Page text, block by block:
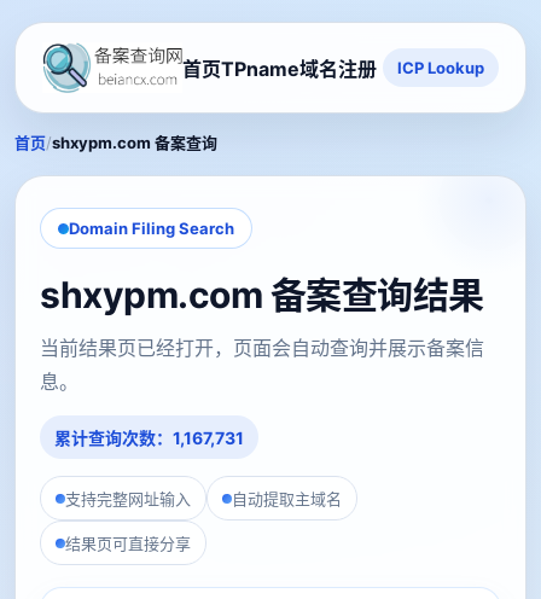
首页TPname域名注册 ICP Lookup
首页/shxypm.com 备案查询
Domain Filing Search
shxypm.com 备案查询结果
当前结果页已经打开，页面会自动查询并展示备案信
息。
累计查询次数：1,167,731
支持完整网址输入 自动提取主域名
结果页可直接分享